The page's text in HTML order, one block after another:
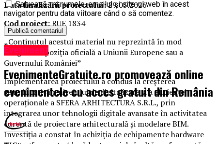
Data finalizării proiectului:29.05.2026
Cod proiect:RUE 1834
„Conţinutul acestui material nu reprezintă în mod
obligatoriu poziţia oficială a Uniunii Europene sau a
Guvernului României”
Implementarea proiectului a condus la creșterea
semnificativă a nivelului de digitalizare și a eficienței
operaționale a SFERA ARHITECTURA S.R.L., prin
integrarea unor tehnologii digitale avansate în activitatea
curentă de proiectare arhitecturală și modelare BIM.
Investiția a constat în achiziția de echipamente hardware
Salvează-mi numele, emailul și site-ul web în acest
navigator pentru data viitoare când o să comentez.
Eveniment
EvenimenteGratuite.ro promovează online
evenimentele cu acces gratuit din România